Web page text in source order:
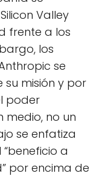
Valley
frente a los
los
se
misión y por
poder
medio, no un
se enfatiza
a
por encima de